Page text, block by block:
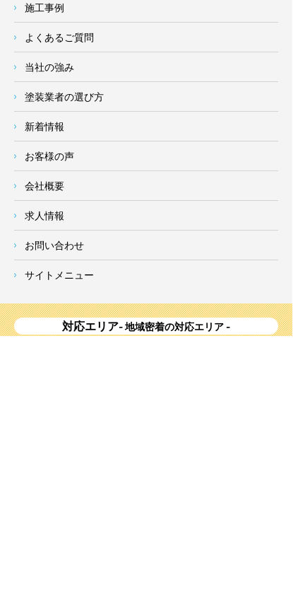
施工事例
よくあるご質問
当社の強み
塗装業者の選び方
新着情報
お客様の声
会社概要
求人情報
お問い合わせ
サイトメニュー
対応エリア- 地域密着の対応エリア -